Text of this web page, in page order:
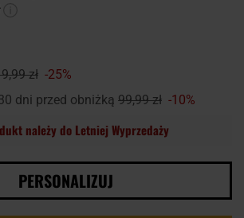
zł -25%
dni przed obniżką 99,99 zł -10%
należy do Letniej Wyprzedaży
PERSONALIZUJ